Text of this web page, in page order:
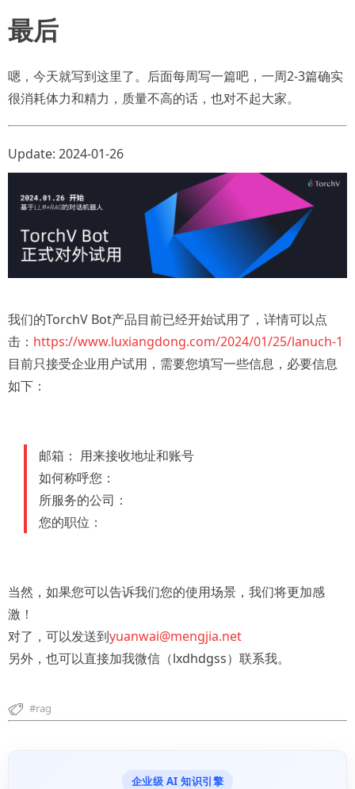
最后
嗯，今天就写到这里了。后面每周写一篇吧，一周2-3篇确实
很消耗体力和精力，质量不高的话，也对不起大家。
Update: 2024-01-26
我们的TorchV Bot产品目前已经开始试用了，详情可以点
击： https://www.luxiangdong.com/2024/01/25/lanuch-1
目前只接受企业用户试用，需要您填写一些信息，必要信息
如下：
邮箱： 用来接收地址和账号
如何称呼您：
所服务的公司：
您的职位：
当然，如果您可以告诉我们您的使用场景，我们将更加感
激！
对了，可以发送到yuanwai@mengjia.net
另外，也可以直接加我微信（lxdhdgss）联系我。
rag
企业级 AI 知识引擎